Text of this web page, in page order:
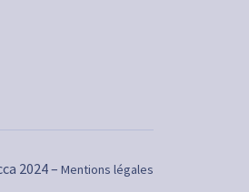
Personnalisez vos
2024 – Mentions légales